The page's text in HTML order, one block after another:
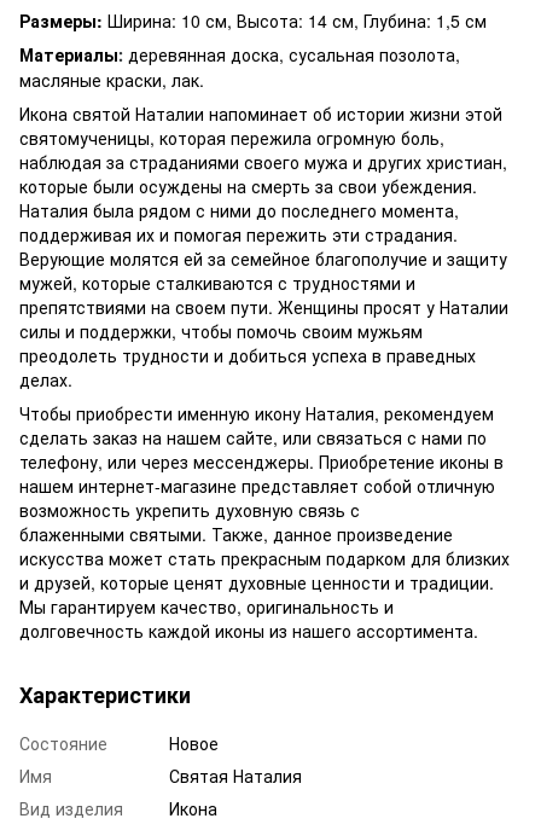
Размеры: Ширина: 10 см, Высота: 14 см, Глубина: 1,5 см
Материалы: деревянная доска, сусальная позолота,
масляные краски, лак.
Икона святой Наталии напоминает об истории жизни этой
святомученицы, которая пережила огромную боль,
наблюдая за страданиями своего мужа и других христиан,
которые были осуждены на смерть за свои убеждения.
Наталия была рядом с ними до последнего момента,
поддерживая их и помогая пережить эти страдания.
Верующие молятся ей за семейное благополучие и защиту
мужей, которые сталкиваются с трудностями и
препятствиями на своем пути. Женщины просят у Наталии
силы и поддержки, чтобы помочь своим мужьям
преодолеть трудности и добиться успеха в праведных
делах.
Чтобы приобрести именную икону Наталия, рекомендуем
сделать заказ на нашем сайте, или связаться с нами по
телефону, или через мессенджеры. Приобретение иконы в
нашем интернет-магазине представляет собой отличную
возможность укрепить духовную связь с
блаженными святыми. Также, данное произведение
искусства может стать прекрасным подарком для близких
и друзей, которые ценят духовные ценности и традиции.
Мы гарантируем качество, оригинальность и
долговечность каждой иконы из нашего ассортимента.
Характеристики
Состояние
Новое
Имя
Святая Наталия
Вид изделия
Икона